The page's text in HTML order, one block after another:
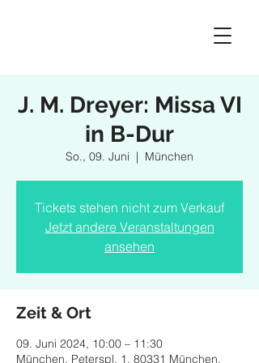
J. M. Dreyer: Missa VI
in B-Dur
So., 09. Juni
  |
München
Tickets stehen nicht zum Verkauf
Jetzt andere Veranstaltungen
ansehen
Zeit & Ort
09. Juni 2024, 10:00 – 11:30
München, Peterspl. 1, 80331 München,